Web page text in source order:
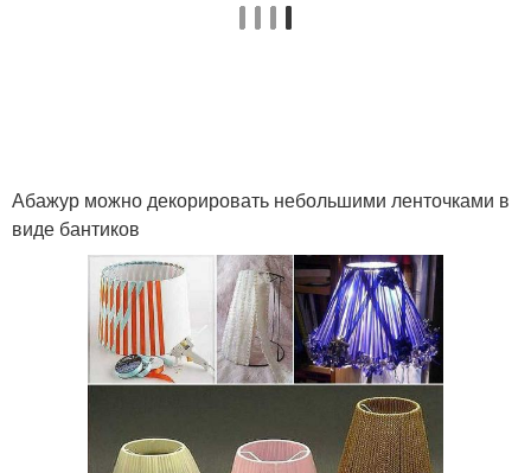
Абажур можно декорировать небольшими ленточками в
виде бантиков